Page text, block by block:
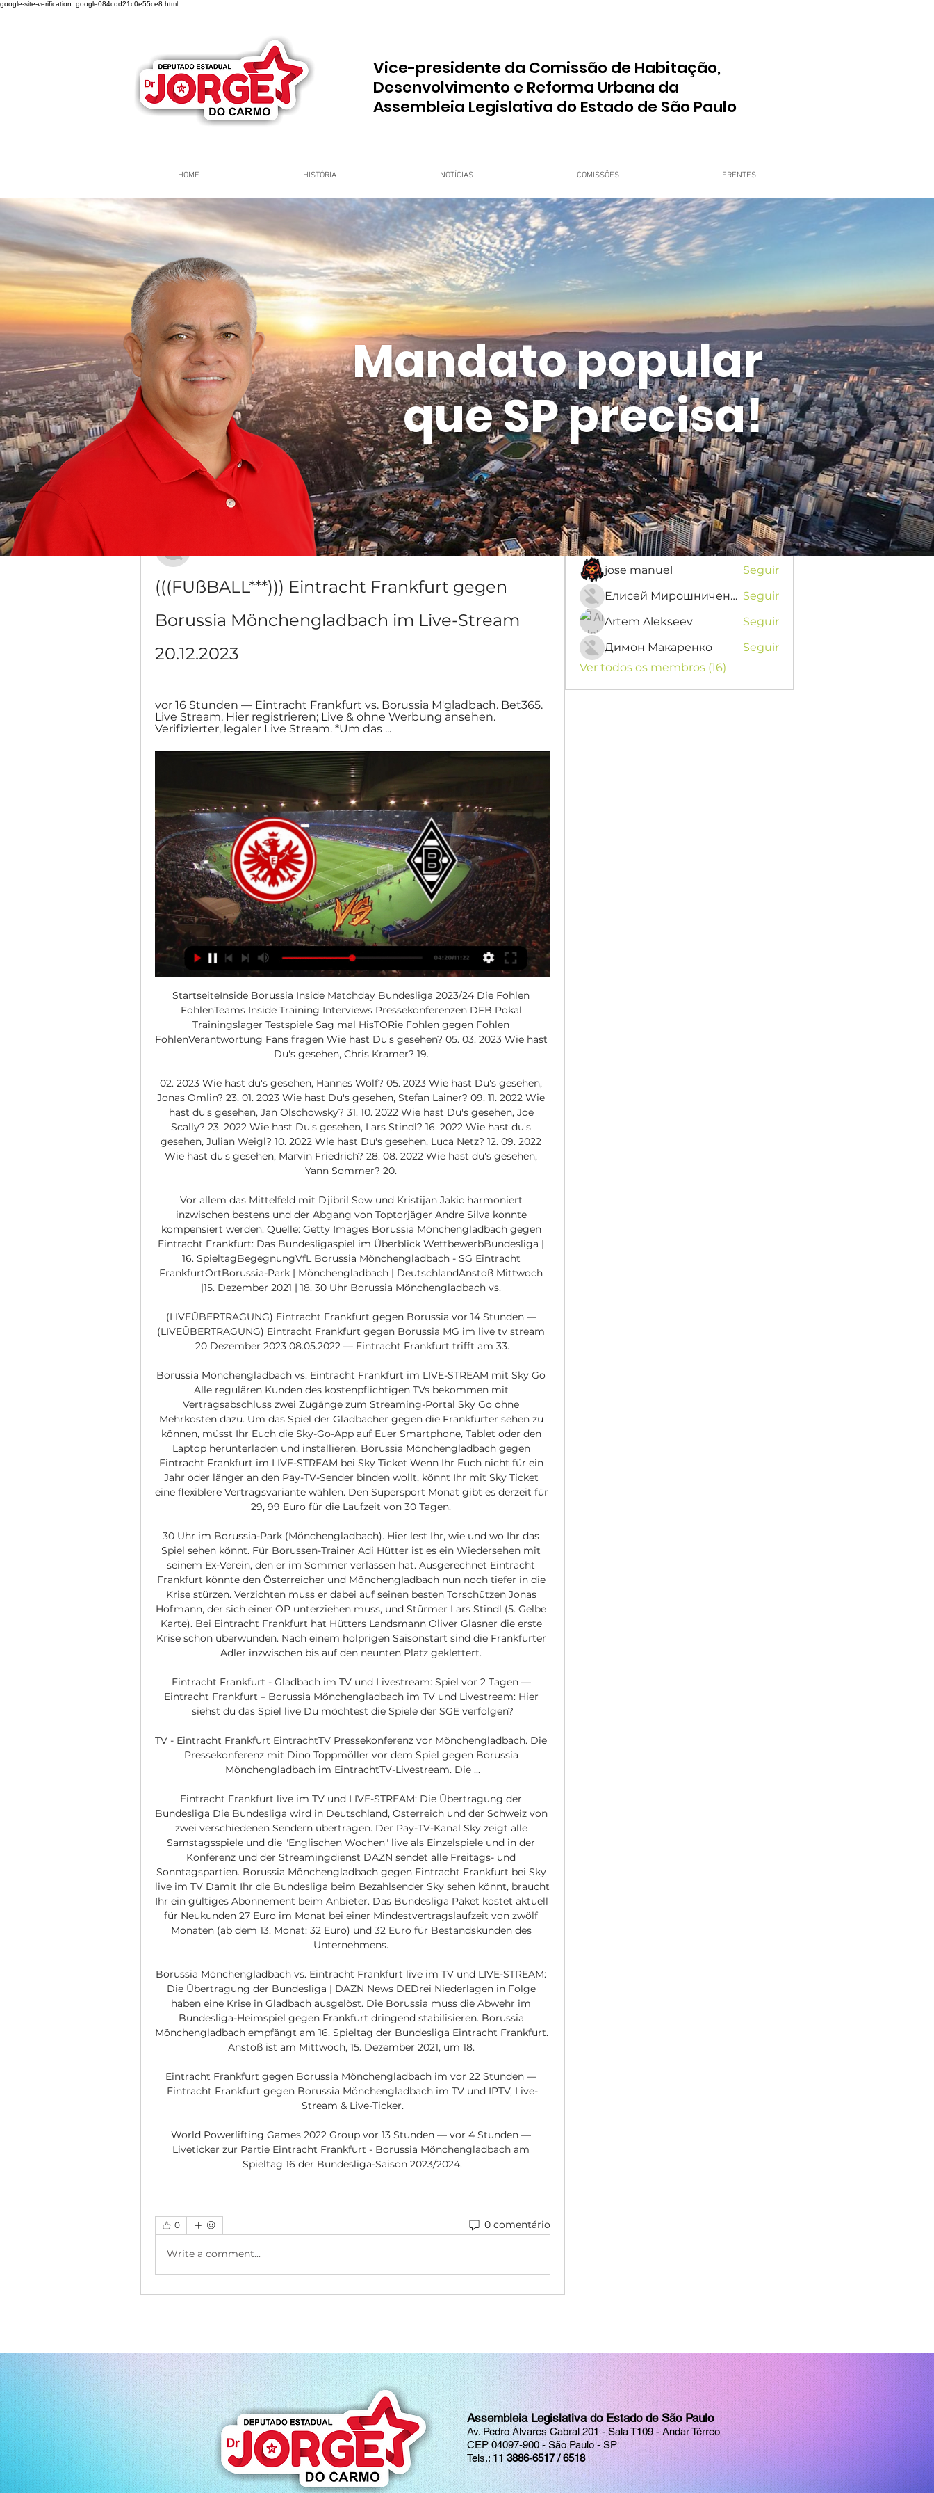
google-site-verification: google084cdd21c0e55ce8.html
Vice-presidente da Comissão de Habitação,
Desenvolvimento e Reforma Urbana da
Assembleia Legislativa do Estado de São Paulo
HOME HISTÓRIA NOTÍCIAS COMISSÕES FRENTES
Página Inicial Grupo Dr. Jorge do Carmo
Grupo Dr. Jorge do Carmo
Público · 16 membros
Entrar
Discussão Mídia Membros Sobre
(((FUßBALL***))) Eintracht Frankfurt gegen
Borussia Mönchengladbach im Live-Stream
20.12.2023
vor 16 Stunden — Eintracht Frankfurt vs. Borussia M'gladbach. Bet365.
Live Stream. Hier registrieren; Live & ohne Werbung ansehen.
Verifizierter, legaler Live Stream. *Um das ...
StartseiteInside Borussia Inside Matchday Bundesliga 2023/24 Die Fohlen
FohlenTeams Inside Training Interviews Pressekonferenzen DFB Pokal
Trainingslager Testspiele Sag mal HisTORie Fohlen gegen Fohlen
FohlenVerantwortung Fans fragen Wie hast Du's gesehen? 05. 03. 2023 Wie hast
Du's gesehen, Chris Kramer? 19.
02. 2023 Wie hast du's gesehen, Hannes Wolf? 05. 2023 Wie hast Du's gesehen,
Jonas Omlin? 23. 01. 2023 Wie hast Du's gesehen, Stefan Lainer? 09. 11. 2022 Wie
hast du's gesehen, Jan Olschowsky? 31. 10. 2022 Wie hast Du's gesehen, Joe
Scally? 23. 2022 Wie hast Du's gesehen, Lars Stindl? 16. 2022 Wie hast du's
gesehen, Julian Weigl? 10. 2022 Wie hast Du's gesehen, Luca Netz? 12. 09. 2022
Wie hast du's gesehen, Marvin Friedrich? 28. 08. 2022 Wie hast du's gesehen,
Yann Sommer? 20.
Vor allem das Mittelfeld mit Djibril Sow und Kristijan Jakic harmoniert
inzwischen bestens und der Abgang von Toptorjäger Andre Silva konnte
kompensiert werden. Quelle: Getty Images Borussia Mönchengladbach gegen
Eintracht Frankfurt: Das Bundesligaspiel im Überblick WettbewerbBundesliga |
16. SpieltagBegegnungVfL Borussia Mönchengladbach - SG Eintracht
FrankfurtOrtBorussia-Park | Mönchengladbach | DeutschlandAnstoß Mittwoch
|15. Dezember 2021 | 18. 30 Uhr Borussia Mönchengladbach vs.
(LIVEÜBERTRAGUNG) Eintracht Frankfurt gegen Borussia vor 14 Stunden —
(LIVEÜBERTRAGUNG) Eintracht Frankfurt gegen Borussia MG im live tv stream
20 Dezember 2023 08.05.2022 — Eintracht Frankfurt trifft am 33.
Borussia Mönchengladbach vs. Eintracht Frankfurt im LIVE-STREAM mit Sky Go
Alle regulären Kunden des kostenpflichtigen TVs bekommen mit
Vertragsabschluss zwei Zugänge zum Streaming-Portal Sky Go ohne
Mehrkosten dazu. Um das Spiel der Gladbacher gegen die Frankfurter sehen zu
können, müsst Ihr Euch die Sky-Go-App auf Euer Smartphone, Tablet oder den
Laptop herunterladen und installieren. Borussia Mönchengladbach gegen
Eintracht Frankfurt im LIVE-STREAM bei Sky Ticket Wenn Ihr Euch nicht für ein
Jahr oder länger an den Pay-TV-Sender binden wollt, könnt Ihr mit Sky Ticket
eine flexiblere Vertragsvariante wählen. Den Supersport Monat gibt es derzeit für
29, 99 Euro für die Laufzeit von 30 Tagen.
30 Uhr im Borussia-Park (Mönchengladbach). Hier lest Ihr, wie und wo Ihr das
Spiel sehen könnt. Für Borussen-Trainer Adi Hütter ist es ein Wiedersehen mit
seinem Ex-Verein, den er im Sommer verlassen hat. Ausgerechnet Eintracht
Frankfurt könnte den Österreicher und Mönchengladbach nun noch tiefer in die
Krise stürzen. Verzichten muss er dabei auf seinen besten Torschützen Jonas
Hofmann, der sich einer OP unterziehen muss, und Stürmer Lars Stindl (5. Gelbe
Karte). Bei Eintracht Frankfurt hat Hütters Landsmann Oliver Glasner die erste
Krise schon überwunden. Nach einem holprigen Saisonstart sind die Frankfurter
Adler inzwischen bis auf den neunten Platz geklettert.
Eintracht Frankfurt - Gladbach im TV und Livestream: Spiel vor 2 Tagen —
Eintracht Frankfurt – Borussia Mönchengladbach im TV und Livestream: Hier
siehst du das Spiel live Du möchtest die Spiele der SGE verfolgen?
TV - Eintracht Frankfurt EintrachtTV Pressekonferenz vor Mönchengladbach. Die
Pressekonferenz mit Dino Toppmöller vor dem Spiel gegen Borussia
Mönchengladbach im EintrachtTV-Livestream. Die ...
Eintracht Frankfurt live im TV und LIVE-STREAM: Die Übertragung der
Bundesliga Die Bundesliga wird in Deutschland, Österreich und der Schweiz von
zwei verschiedenen Sendern übertragen. Der Pay-TV-Kanal Sky zeigt alle
Samstagsspiele und die "Englischen Wochen" live als Einzelspiele und in der
Konferenz und der Streamingdienst DAZN sendet alle Freitags- und
Sonntagspartien. Borussia Mönchengladbach gegen Eintracht Frankfurt bei Sky
live im TV Damit Ihr die Bundesliga beim Bezahlsender Sky sehen könnt, braucht
Ihr ein gültiges Abonnement beim Anbieter. Das Bundesliga Paket kostet aktuell
für Neukunden 27 Euro im Monat bei einer Mindestvertragslaufzeit von zwölf
Monaten (ab dem 13. Monat: 32 Euro) und 32 Euro für Bestandskunden des
Unternehmens.
Borussia Mönchengladbach vs. Eintracht Frankfurt live im TV und LIVE-STREAM:
Die Übertragung der Bundesliga | DAZN News DEDrei Niederlagen in Folge
haben eine Krise in Gladbach ausgelöst. Die Borussia muss die Abwehr im
Bundesliga-Heimspiel gegen Frankfurt dringend stabilisieren. Borussia
Mönchengladbach empfängt am 16. Spieltag der Bundesliga Eintracht Frankfurt.
Anstoß ist am Mittwoch, 15. Dezember 2021, um 18.
Eintracht Frankfurt gegen Borussia Mönchengladbach im vor 22 Stunden —
Eintracht Frankfurt gegen Borussia Mönchengladbach im TV und IPTV, Live-
Stream & Live-Ticker.
World Powerlifting Games 2022 Group vor 13 Stunden — vor 4 Stunden —
Liveticker zur Partie Eintracht Frankfurt - Borussia Mönchengladbach am
Spieltag 16 der Bundesliga-Saison 2023/2024.
0 0 comentário
Write a comment...
membros
Anna Favorskaya
Seguir
jose manuel
Seguir
Елисей Мирошниченко Seguir
Artem Alekseev
Seguir
Димон Макаренко
Seguir
Ver todos os membros (16)
Mandato popular
que SP precisa!
Assembleia Legislativa do Estado de São Paulo
Av. Pedro Álvares Cabral 201 - Sala T109 - Andar Térreo
CEP 04097-900 - São Paulo - SP
Tels.: 113886-6517 / 6518